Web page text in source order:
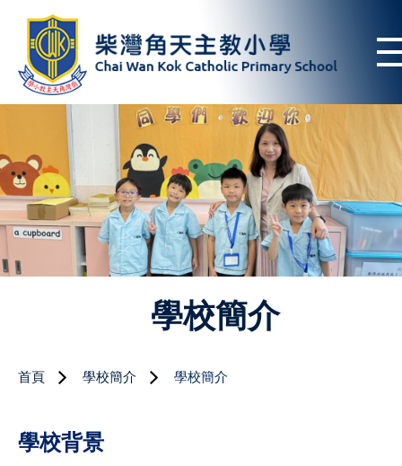
學校簡介
首頁 學校簡介 學校簡介
學校背景